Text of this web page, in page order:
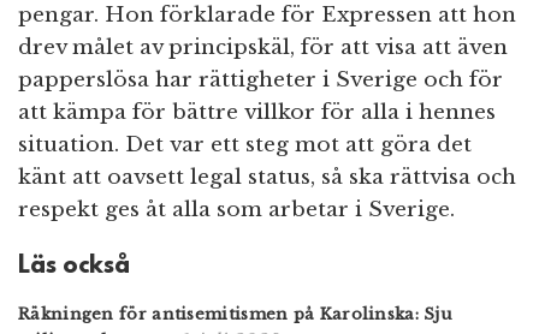
pengar. Hon förklarade för Expressen att hon
drev målet av principskäl, för att visa att även
papperslösa har rättigheter i Sverige och för
att kämpa för bättre villkor för alla i hennes
situation. Det var ett steg mot att göra det
känt att oavsett legal status, så ska rättvisa och
respekt ges åt alla som arbetar i Sverige.
Läs också
Räkningen för antisemitismen på Karolinska: Sju